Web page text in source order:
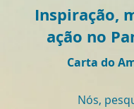
Inspiração,
ação no
Carta do
Nós,